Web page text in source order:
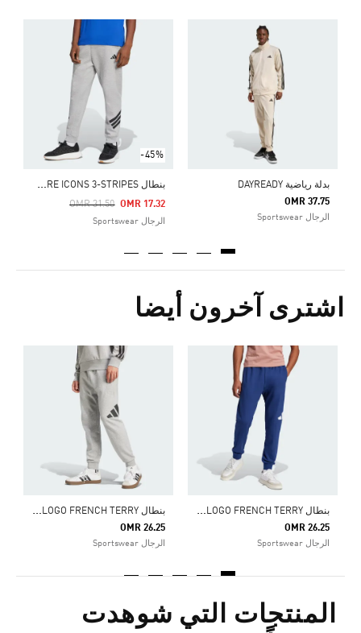
بدلة رياضية DAYREADY
OMR 37.75
الرجال Sportswear
-45%
ب
نطال FUTURE ICONS 3-STRIPES
Price Reduced From
OMR 31.50
To OMR 17.32
الرجال Sportswear
اشترى آخرون أيضا
ب
نطال ESSENTIALS BIG LOGO FRENCH TERRY
OMR 26.25
الرجال Sportswear
ب
نطال ESSENTIALS BIG LOGO FRENCH TERRY
OMR 26.25
الرجال Sportswear
المنتجات التي شوهدت